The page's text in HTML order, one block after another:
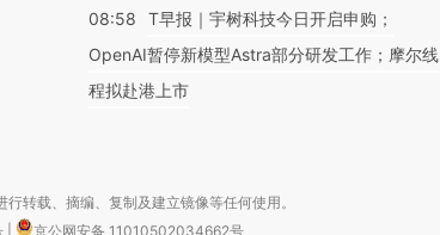
08:58
T早报｜宇树科技今日开启申购；
OpenAI暂停新模型Astra部分研发工作；摩尔线
程拟赴港上市
转载、摘编、复制及建立镜像等任何使用。
京公网安备 11010502034662号